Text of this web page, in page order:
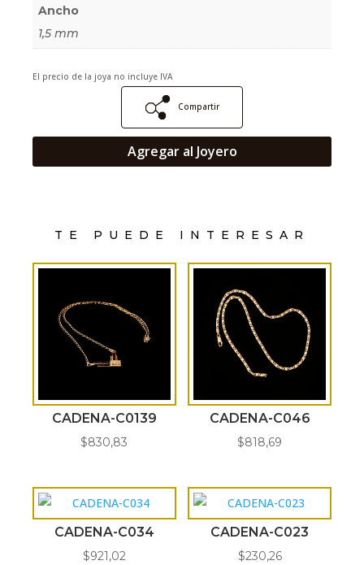
Ancho
1,5 mm
El precio de la joya no incluye IVA
Compartir
Agregar al Joyero
TE PUEDE INTERESAR
CADENA-C0139
$830,83
CADENA-C046
$818,69
CADENA-C034
$921,02
CADENA-C023
$230,26